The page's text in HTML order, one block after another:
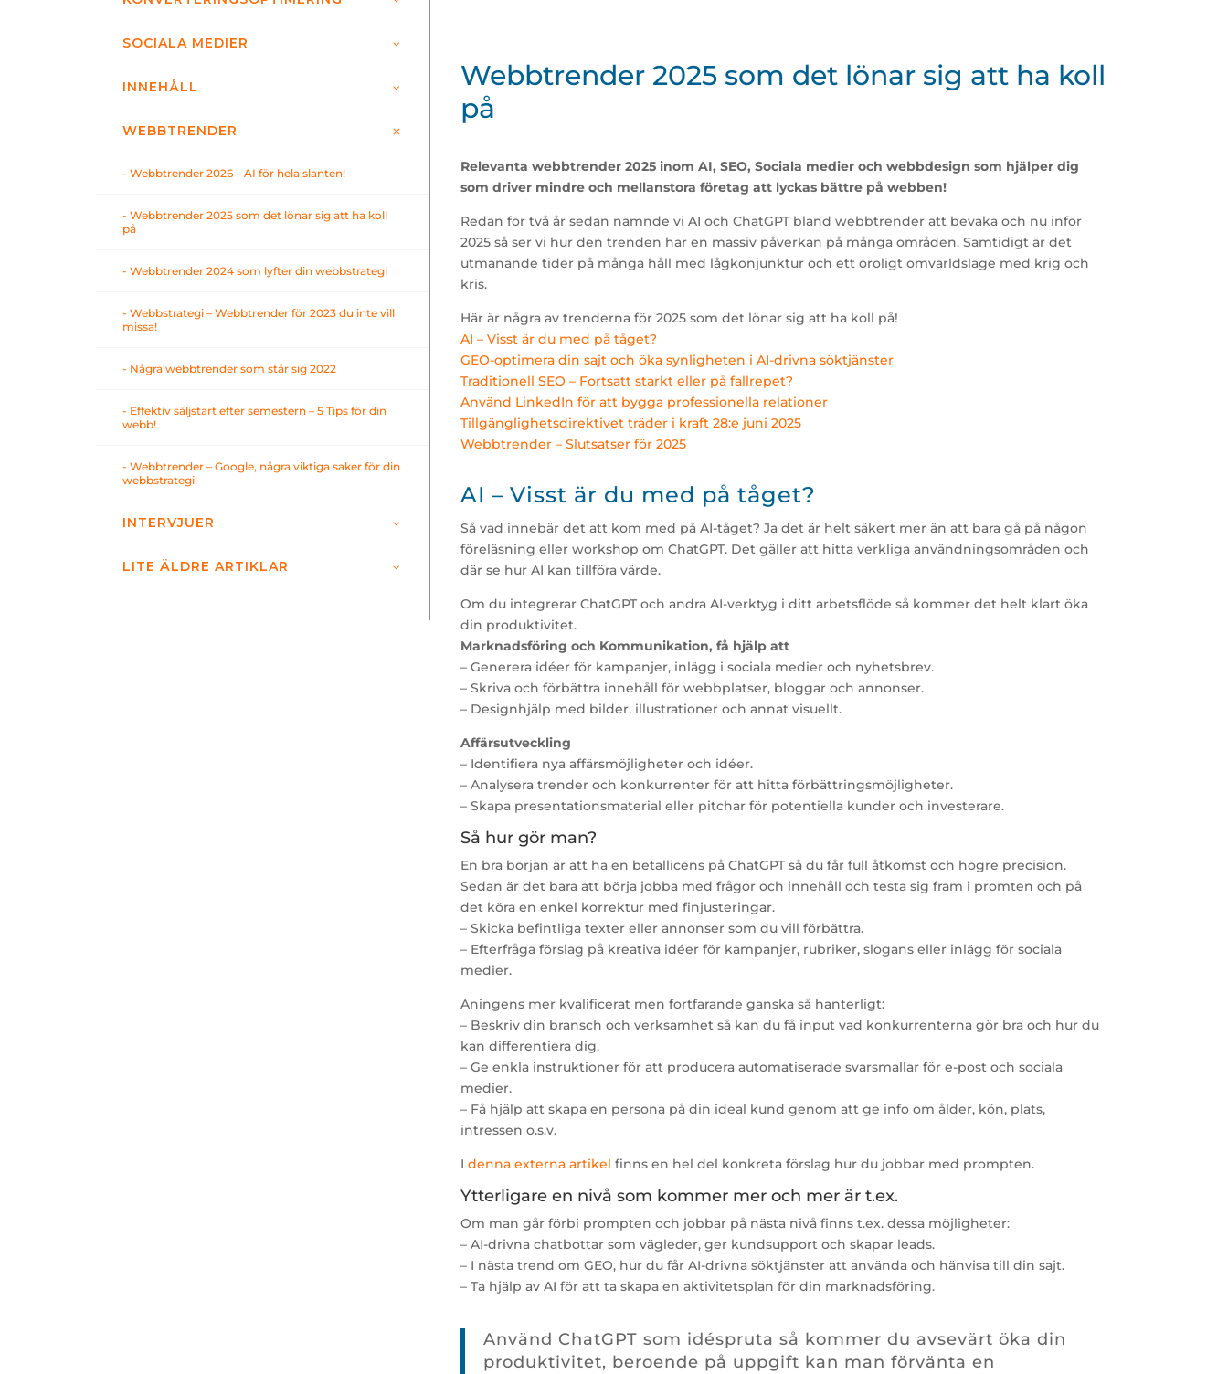
SOCIALA MEDIER
INNEHÅLL
WEBBTRENDER
- Webbtrender 2026 – AI för hela slanten!
- Webbtrender 2025 som det lönar sig att ha koll
på
- Webbtrender 2024 som lyfter din webbstrategi
- Webbstrategi – Webbtrender för 2023 du inte vill
missa!
- Några webbtrender som står sig 2022
- Effektiv säljstart efter semestern – 5 Tips för din
webb!
- Webbtrender – Google, några viktiga saker för din
webbstrategi!
INTERVJUER
LITE ÄLDRE ARTIKLAR
Webbtrender 2025 som det lönar sig att ha koll
på
Relevanta webbtrender 2025 inom AI, SEO, Sociala medier och webbdesign som hjälper dig
som driver mindre och mellanstora företag att lyckas bättre på webben!
Redan för två år sedan nämnde vi AI och ChatGPT bland webbtrender att bevaka och nu inför
2025 så ser vi hur den trenden har en massiv påverkan på många områden. Samtidigt är det
utmanande tider på många håll med lågkonjunktur och ett oroligt omvärldsläge med krig och
kris.
Här är några av trenderna för 2025 som det lönar sig att ha koll på!
AI – Visst är du med på tåget?
GEO-optimera din sajt och öka synligheten i AI-drivna söktjänster
Traditionell SEO – Fortsatt starkt eller på fallrepet?
Använd LinkedIn för att bygga professionella relationer
Tillgänglighetsdirektivet träder i kraft 28:e juni 2025
Webbtrender – Slutsatser för 2025
AI – Visst är du med på tåget?
Så vad innebär det att kom med på AI-tåget? Ja det är helt säkert mer än att bara gå på någon
föreläsning eller workshop om ChatGPT. Det gäller att hitta verkliga användningsområden och
där se hur AI kan tillföra värde.
Om du integrerar ChatGPT och andra AI-verktyg i ditt arbetsflöde så kommer det helt klart öka
din produktivitet.
Marknadsföring och Kommunikation, få hjälp att
– Generera idéer för kampanjer, inlägg i sociala medier och nyhetsbrev.
– Skriva och förbättra innehåll för webbplatser, bloggar och annonser.
– Designhjälp med bilder, illustrationer och annat visuellt.
Affärsutveckling
– Identifiera nya affärsmöjligheter och idéer.
– Analysera trender och konkurrenter för att hitta förbättringsmöjligheter.
– Skapa presentationsmaterial eller pitchar för potentiella kunder och investerare.
Så hur gör man?
En bra början är att ha en betallicens på ChatGPT så du får full åtkomst och högre precision.
Sedan är det bara att börja jobba med frågor och innehåll och testa sig fram i promten och på
det köra en enkel korrektur med finjusteringar.
– Skicka befintliga texter eller annonser som du vill förbättra.
– Efterfråga förslag på kreativa idéer för kampanjer, rubriker, slogans eller inlägg för sociala
medier.
Aningens mer kvalificerat men fortfarande ganska så hanterligt:
– Beskriv din bransch och verksamhet så kan du få input vad konkurrenterna gör bra och hur du
kan differentiera dig.
– Ge enkla instruktioner för att producera automatiserade svarsmallar för e-post och sociala
medier.
– Få hjälp att skapa en persona på din ideal kund genom att ge info om ålder, kön, plats,
intressen o.s.v.
I denna externa artikel finns en hel del konkreta förslag hur du jobbar med prompten.
Ytterligare en nivå som kommer mer och mer är t.ex.
Om man går förbi prompten och jobbar på nästa nivå finns t.ex. dessa möjligheter:
– AI-drivna chatbottar som vägleder, ger kundsupport och skapar leads.
– I nästa trend om GEO, hur du får AI-drivna söktjänster att använda och hänvisa till din sajt.
– Ta hjälp av AI för att ta skapa en aktivitetsplan för din marknadsföring.
Använd ChatGPT som idéspruta så kommer du avsevärt öka din
produktivitet, beroende på uppgift kan man förvänta en